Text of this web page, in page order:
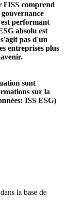
l'ISS comprend
performant
absolu est
pas d'un
entreprises plus
sont
sur la
ISS ESG)
la base de